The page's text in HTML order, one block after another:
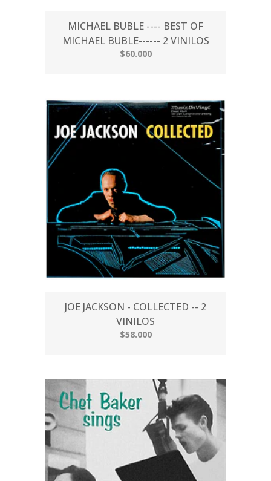
MICHAEL BUBLE ---- BEST OF
MICHAEL BUBLE------ 2 VINILOS
$60.000
JOE JACKSON - COLLECTED -- 2
VINILOS
$58.000